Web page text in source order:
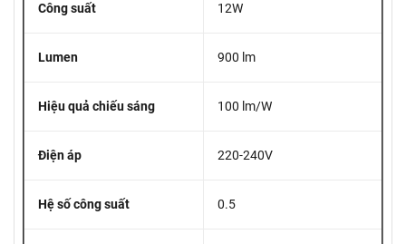
Công suất 12W
Lumen 900 lm
Hiệu quả chiếu sáng 100 lm/W
Điện áp 220-240V
Hệ số công suất 0.5